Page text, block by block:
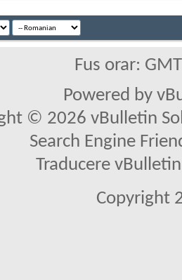
Fus orar:
Powered by
© 2026 vBulletin
Search Engine
Traducere
Copyright